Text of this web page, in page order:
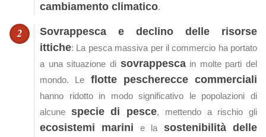
cambiamento climatico.
Sovrappesca e declino delle risorse
ittiche: La pesca massiva per il commercio ha portato
a una situazione di sovrappescain molte parti del
mondo. Le flotte pescherecce commerciali
hanno ridotto in modo significativo le popolazioni di
alcune specie di pesce, mettendo a rischio gli
ecosistemi marini e la sostenibilità delle